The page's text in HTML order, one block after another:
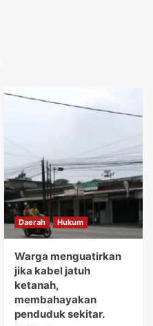
Daerah Hukum
Warga menguatirkan
jika kabel jatuh
ketanah,
membahayakan
penduduk sekitar.